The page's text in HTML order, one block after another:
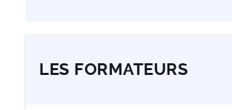
LES FORMATEURS